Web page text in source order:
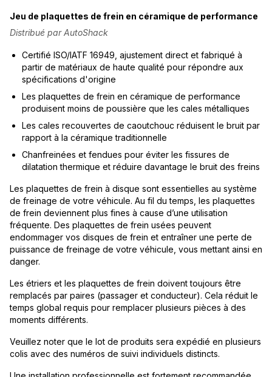
Jeu de plaquettes de frein en céramique de performance
Distribué par AutoShack
Certifié ISO/IATF 16949, ajustement direct et fabriqué à
partir de matériaux de haute qualité pour répondre aux
spécifications d'origine
Les plaquettes de frein en céramique de performance
produisent moins de poussière que les cales métalliques
Les cales recouvertes de caoutchouc réduisent le bruit par
rapport à la céramique traditionnelle
Chanfreinées et fendues pour éviter les fissures de
dilatation thermique et réduire davantage le bruit des freins
Les plaquettes de frein à disque sont essentielles au système
de freinage de votre véhicule. Au fil du temps, les plaquettes
de frein deviennent plus fines à cause d’une utilisation
fréquente. Des plaquettes de frein usées peuvent
endommager vos disques de frein et entraîner une perte de
puissance de freinage de votre véhicule, vous mettant ainsi en
danger.
Les étriers et les plaquettes de frein doivent toujours être
remplacés par paires (passager et conducteur). Cela réduit le
temps global requis pour remplacer plusieurs pièces à des
moments différents.
Veuillez noter que le lot de produits sera expédié en plusieurs
colis avec des numéros de suivi individuels distincts.